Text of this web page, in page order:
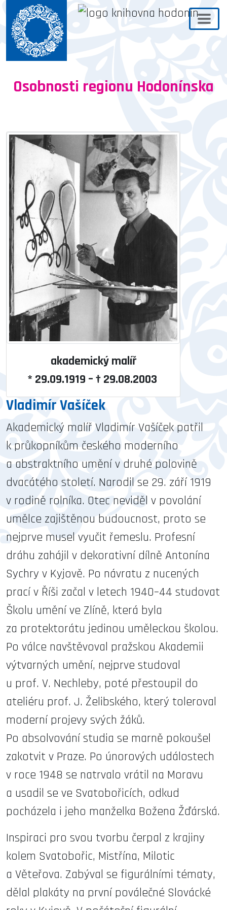
Osobnosti regionu Hodonínska
akademický malíř
* 29.09.1919 – † 29.08.2003
Vladimír Vašíček
Akademický malíř Vladimír Vašíček patřil
k průkopníkům českého moderního
a abstraktního umění v druhé polovině
dvacátého století. Narodil se 29. září 1919
v rodině rolníka. Otec neviděl v povolání
umělce zajištěnou budoucnost, proto se
nejprve musel vyučit řemeslu. Profesní
dráhu zahájil v dekorativní dílně Antonína
Sychry v Kyjově. Po návratu z nucených
prací v Říši začal v letech 1940–44 studovat
Školu umění ve Zlíně, která byla
za protektorátu jedinou uměleckou školou.
Po válce navštěvoval pražskou Akademii
výtvarných umění, nejprve studoval
u prof. V. Nechleby, poté přestoupil do
ateliéru prof. J. Želibského, který toleroval
moderní projevy svých žáků.
Po absolvování studia se marně pokoušel
zakotvit v Praze. Po únorových událostech
v roce 1948 se natrvalo vrátil na Moravu
a usadil se ve Svatobořicích, odkud
pocházela i jeho manželka Božena Žďárská.
Inspiraci pro svou tvorbu čerpal z krajiny
kolem Svatobořic, Mistřína, Milotic
a Věteřova. Zabýval se figurálními tématy,
dělal plakáty na první poválečné Slovácké